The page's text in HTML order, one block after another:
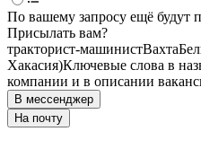
По вашему запросу ещё будут
Присылать вам?
тракторист-машинистВахта
Хакасия)Ключевые слова в
компании и в описании
В мессенджер
На почту